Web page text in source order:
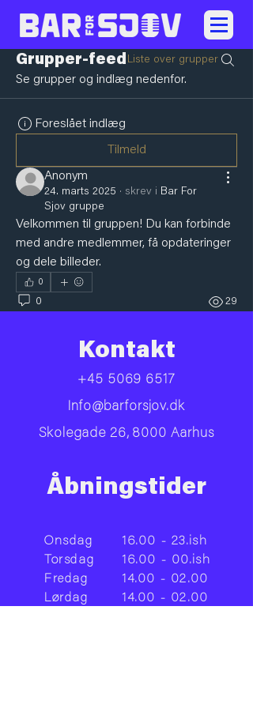
Grupper-feed Liste over grupper
Se grupper og indlæg nedenfor.
Foreslået indlæg
Tilmeld
Anonym
24. marts 2025 · skrev i Bar For
Sjov gruppe
Velkommen til gruppen! Du kan forbinde
med andre medlemmer, få opdateringer
og dele billeder.
0
0 29
Kontakt
+45 5069 6517
Info@barforsjov.dk
Skolegade 26, 8000 Aarhus
Åbningstider
Onsdag
Torsdag
Fredag
Lørdag
16.00 - 23.ish
16.00 - 00.ish
14.00 - 02.00
14.00 - 02.00